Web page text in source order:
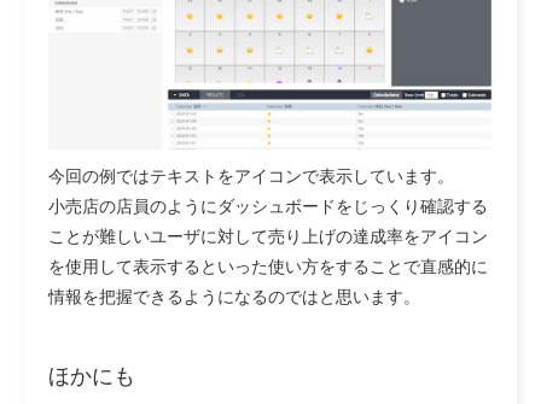
今回の例ではテキストをアイコンで表示しています。
小売店の店員のようにダッシュボードをじっくり確認する
ことが難しいユーザに対して売り上げの達成率をアイコン
を使用して表示するといった使い方をすることで直感的に
情報を把握できるようになるのではと思います。
ほかにも